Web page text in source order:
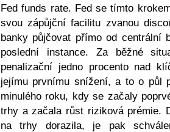
Fed funds rate. Fed se tímto
svou zápůjční facilitu zvanou
banky půjčovat přímo od centrální
poslední instance. Za běžné
penalizační jedno procento nad
jejímu prvnímu snížení, a to o půl
minulého roku, kdy se začaly
trhy a začala růst riziková prémie.
na trhy dorazila, je pak